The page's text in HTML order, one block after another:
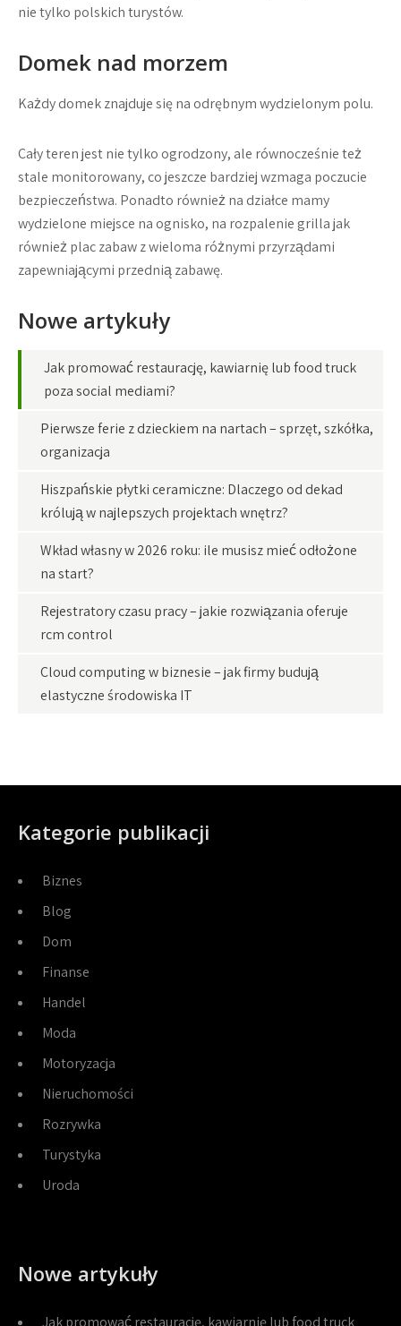
nie tylko polskich turystów.
Domek nad morzem
Każdy domek znajduje się na odrębnym wydzielonym polu.
Cały teren jest nie tylko ogrodzony, ale równocześnie też
stale monitorowany, co jeszcze bardziej wzmaga poczucie
bezpieczeństwa. Ponadto również na działce mamy
wydzielone miejsce na ognisko, na rozpalenie grilla jak
również plac zabaw z wieloma różnymi przyrządami
zapewniającymi przednią zabawę.
Nowe artykuły
Jak promować restaurację, kawiarnię lub food truck
poza social mediami?
Pierwsze ferie z dzieckiem na nartach – sprzęt, szkółka,
organizacja
Hiszpańskie płytki ceramiczne: Dlaczego od dekad
królują w najlepszych projektach wnętrz?
Wkład własny w 2026 roku: ile musisz mieć odłożone
na start?
Rejestratory czasu pracy – jakie rozwiązania oferuje
rcm control
Cloud computing w biznesie – jak firmy budują
elastyczne środowiska IT
Kategorie publikacji
Biznes
Blog
Dom
Finanse
Handel
Moda
Motoryzacja
Nieruchomości
Rozrywka
Turystyka
Uroda
Nowe artykuły
Jak promować restaurację, kawiarnię lub food truck